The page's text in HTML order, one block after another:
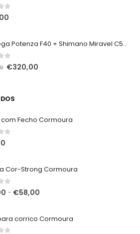
5
7mt Vega Potenza F40 + Shimano Miravel C5000 XG
O
era:
€320,00
Fecho Cormoura
5
Cor-Strong Cormoura
5 – €58,00
through
corrico Cormoura